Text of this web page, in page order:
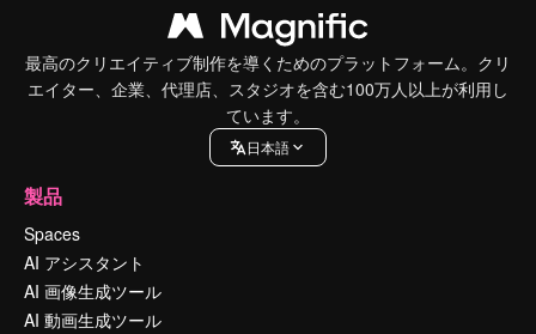
最高のクリエイティブ制作を導くためのプラットフォーム。クリ
エイター、企業、代理店、スタジオを含む100万人以上が利用し
ています。
日本語
製品
Spaces
AI アシスタント
AI 画像生成ツール
AI 動画生成ツール